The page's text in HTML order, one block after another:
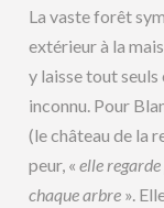
La vaste forêt
extérieur à la
y laisse tout seuls
inconnu. Pour
(le château de la
peur, «elle
chaque arbre ».